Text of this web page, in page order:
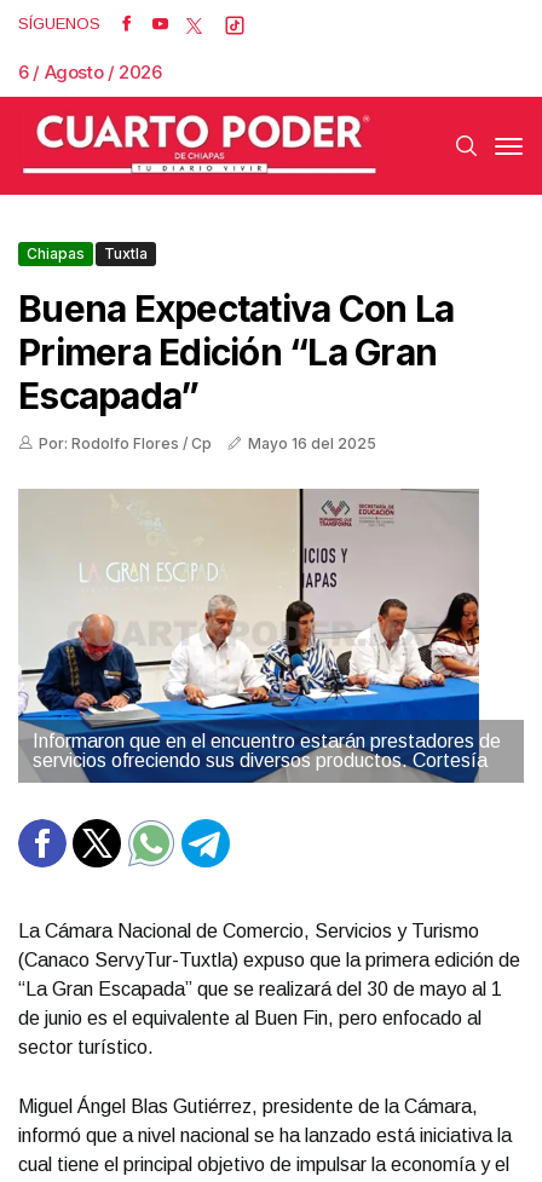
SÍGUENOS
6 / Agosto / 2026
Chiapas Tuxtla
Buena Expectativa Con La
Primera Edición “La Gran
Escapada”
Por: Rodolfo Flores / Cp Mayo 16 del 2025
Informaron que en el encuentro estarán prestadores de
servicios ofreciendo sus diversos productos. Cortesía
La Cámara Nacional de Comercio, Servicios y Turismo
(Canaco ServyTur-Tuxtla) expuso que la primera edición de
“La Gran Escapada” que se realizará del 30 de mayo al 1
de junio es el equivalente al Buen Fin, pero enfocado al
sector turístico.
Miguel Ángel Blas Gutiérrez, presidente de la Cámara,
informó que a nivel nacional se ha lanzado está iniciativa la
cual tiene el principal objetivo de impulsar la economía y el